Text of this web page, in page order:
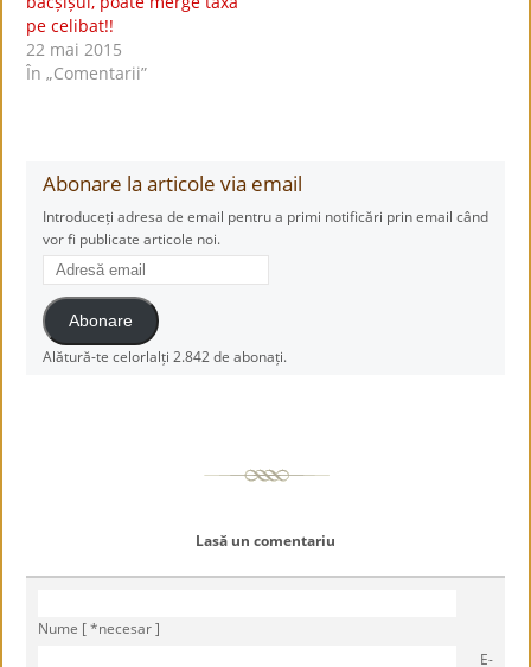
pe celibat!!
22 mai 2015
În „Comentarii”
Abonare la articole via email
Introduceți adresa de email pentru a primi notificări prin email când
vor fi publicate articole noi.
Adresă
email
Abonare
Alătură-te celorlalți 2.842 de abonați.
Lasă un comentariu
Nume [ *necesar ]
E-